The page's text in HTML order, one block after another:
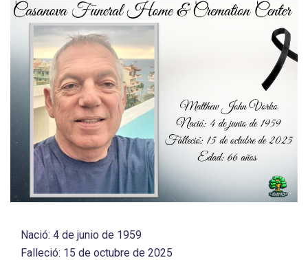
Nació: 4 de junio de 1959
Falleció: 15 de octubre de 2025